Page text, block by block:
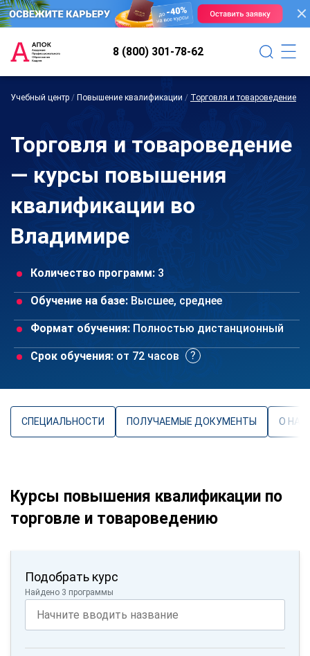
8 (800) 301-78-62
Учебный центр / Повышение квалификации / Торговля и товароведение
Торговля и товароведение
— курсы повышения
квалификации во
Владимире
Количество программ: 3
Обучение на базе: Высшее, среднее
Формат обучения: Полностью дистанционный
Срок обучения: от 72 часов
СПЕЦИАЛЬНОСТИ ПОЛУЧАЕМЫЕ ДОКУМЕНТЫ О
Курсы повышения квалификации по
торговле и товароведению
Подобрать курс
Найдено 3 программы